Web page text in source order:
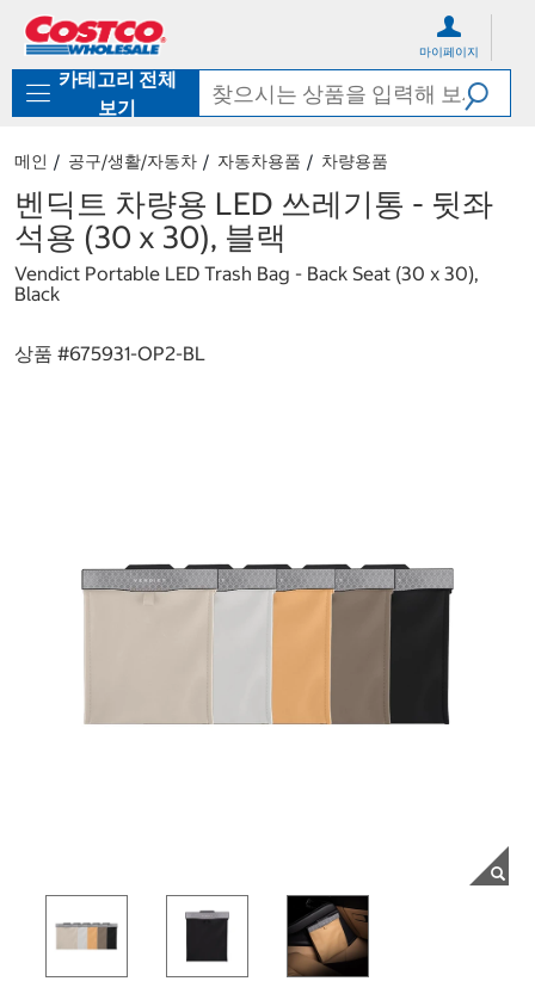
로
기
가
마이페이지
카테고리 전체
보기
메인 공구/생활/자동차 자동차용품 차량용품
벤딕트 차량용 LED 쓰레기통 - 뒷좌
석용 (30 x 30), 블랙
Vendict Portable LED Trash Bag - Back Seat (30 x 30),
Black
상품 #675931-OP2-BL